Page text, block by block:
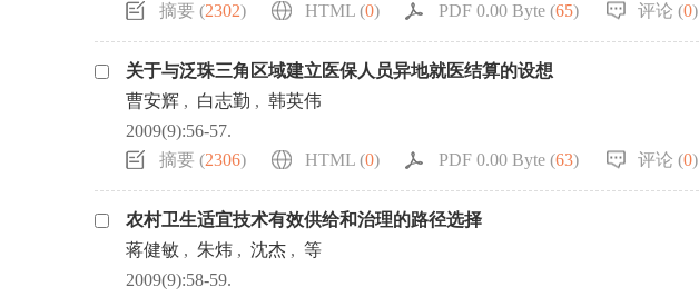
摘要 (2302) HTML (0) PDF 0.00 Byte (65) 评论 (0)
关于与泛珠三角区域建立医保人员异地就医结算的设想
曹安辉 , 白志勤 , 韩英伟
2009(9):56-57.
摘要 (2306) HTML (0) PDF 0.00 Byte (63) 评论 (0)
农村卫生适宜技术有效供给和治理的路径选择
蒋健敏 , 朱炜 , 沈杰 , 等
2009(9):58-59.